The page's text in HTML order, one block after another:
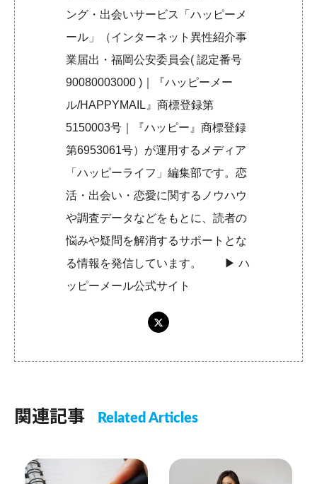
ング・出会いサービス「ハッピーメ
ール」（インターネット異性紹介事
業届出・福岡公安委員会( 認定番号
90080003000 )｜『ハッピーメー
ル/HAPPYMAIL』商標登録第
5150003号｜『ハッピー』商標登録
第6953061号）が運用するメディア
「ハッピーライフ」編集部です。恋
活・出会い・恋愛に関するノウハウ
や調査データなどをもとに、読者の
悩みや疑問を解消するサポートとな
る情報を発信しています。 ▶︎ハ
ッピーメール公式サイト
関連記事 Related Articles